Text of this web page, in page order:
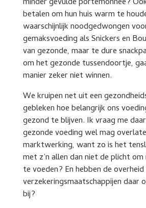
betalen om hun huis warm te
waarschijnlijk noodgedwongen
gemaksvoeding als Snickers en
van gezonde, maar te dure
om het gezonde tussendoortje,
manier zeker niet winnen.
We kruipen net uit een
gebleken hoe belangrijk ons
gezond te blijven. Ik vraag me
gezonde voeding wel mag
marktwerking, want zo is het
met z’n allen dan niet de plicht
te voeden? En hebben de
verzekeringsmaatschappijen daar
bij?